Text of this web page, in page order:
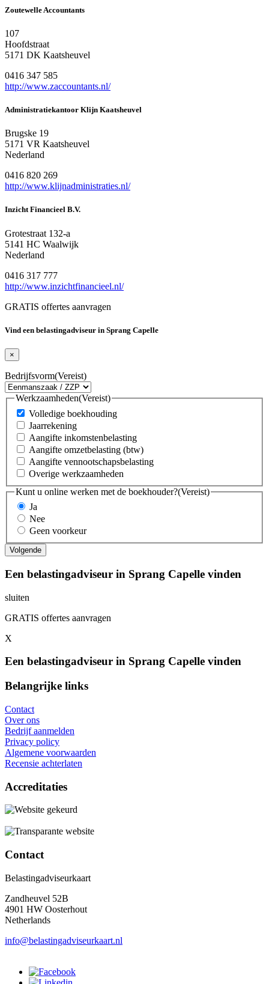
Zoutewelle Accountants
107
Hoofdstraat
5171 DK Kaatsheuvel
0416 347 585
http://www.zaccountants.nl/
Administratiekantoor Klijn Kaatsheuvel
Brugske 19
5171 VR Kaatsheuvel
Nederland
0416 820 269
http://www.klijnadministraties.nl/
Inzicht Financieel B.V.
Grotestraat 132-a
5141 HC Waalwijk
Nederland
0416 317 777
http://www.inzichtfinancieel.nl/
GRATIS offertes aanvragen
Vind een belastingadviseur in Sprang Capelle
×
Bedrijfsvorm(Vereist)
Werkzaamheden(Vereist)
Volledige boekhouding
Jaarrekening
Aangifte inkomstenbelasting
Aangifte omzetbelasting (btw)
Aangifte vennootschapsbelasting
Overige werkzaamheden
Kunt u online werken met de boekhouder?(Vereist)
Ja
Nee
Geen voorkeur
Een belastingadviseur in Sprang Capelle vinden
sluiten
GRATIS offertes aanvragen
X
Een belastingadviseur in Sprang Capelle vinden
Belangrijke links
Contact
Over ons
Bedrijf aanmelden
Privacy policy
Algemene voorwaarden
Recensie achterlaten
Accreditaties
Contact
Belastingadviseurkaart
Zandheuvel 52B
4901 HW Oosterhout
Netherlands
info@belastingadviseurkaart.nl